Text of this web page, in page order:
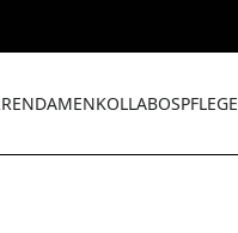
DAMENKOLLABOSPFLEGE